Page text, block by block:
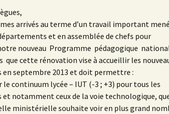
arrivés au terme d’un travail important mené
et en assemblée de chefs pour
nouveau Programme pédagogique
que cette rénovation vise à accueillir les
en septembre 2013 et doit permettre :
le continuum lycée – IUT (-3 ; +3) pour tous les
et notamment ceux de la voie technologique,
ministérielle souhaite voir en plus grand